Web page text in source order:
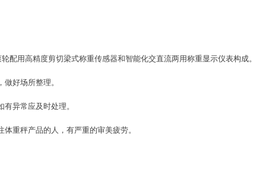
配用高精度剪切梁式称重传感器和智能化交直流两用称重显示仪表构成。
好场所整理。
异常应及时处理。
重秤产品的人，有严重的审美疲劳。